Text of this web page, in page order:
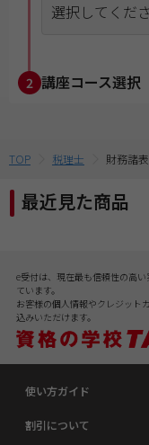
選択してくだ
2 講座コース選択
TOP 税理士 財務諸
最近見た商品
e受付は、現在最も信頼性の高
ています。
お客様の個人情報やクレジット
込みいただけます。
使い方ガイド
割引について